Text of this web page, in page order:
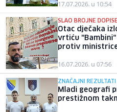
17.07.2026. u 10:54
SLAO BROJNE DOPISE
Otac dječaka
vrtiću
protiv
16.07.2026. u 07:56
ZNAČAJNI REZULTATI
Mladi geografi
prestižnom